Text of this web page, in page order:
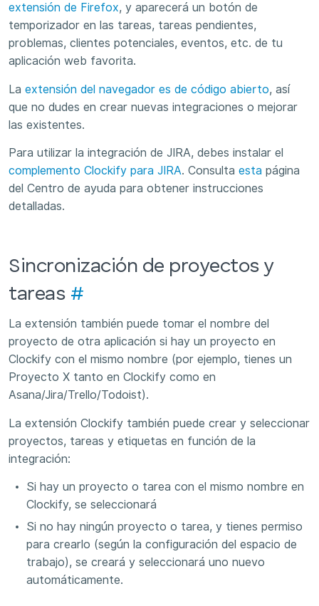
extensión de Firefox, y aparecerá un botón de
temporizador en las tareas, tareas pendientes,
problemas, clientes potenciales, eventos, etc. de tu
aplicación web favorita.
La extensión del navegador es de código abierto, así
que no dudes en crear nuevas integraciones o mejorar
las existentes.
Para utilizar la integración de JIRA, debes instalar el
complemento Clockify para JIRA. Consulta esta página
del Centro de ayuda para obtener instrucciones
detalladas.
Sincronización de proyectos y
tareas #
La extensión también puede tomar el nombre del
proyecto de otra aplicación si hay un proyecto en
Clockify con el mismo nombre (por ejemplo, tienes un
Proyecto X tanto en Clockify como en
Asana/Jira/Trello/Todoist).
La extensión Clockify también puede crear y seleccionar
proyectos, tareas y etiquetas en función de la
integración:
Si hay un proyecto o tarea con el mismo nombre en
Clockify, se seleccionará
Si no hay ningún proyecto o tarea, y tienes permiso
para crearlo (según la configuración del espacio de
trabajo), se creará y seleccionará uno nuevo
automáticamente.